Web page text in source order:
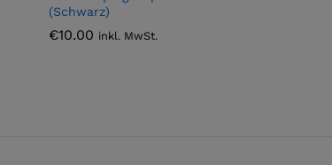
(Schwarz)
€10.00 inkl. MwSt.